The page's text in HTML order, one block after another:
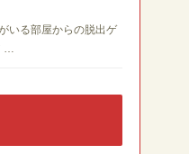
いる部屋からの脱出ゲ
…